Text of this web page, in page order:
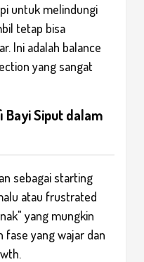
untuk melindungi
tetap bisa
Ini adalah balance
yang sangat
Bayi Siput dalam
sebagai starting
atau frustrated
yang mungkin
fase yang wajar dan